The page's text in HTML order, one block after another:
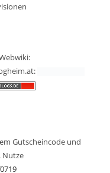
Gutscheincode und
Nutze